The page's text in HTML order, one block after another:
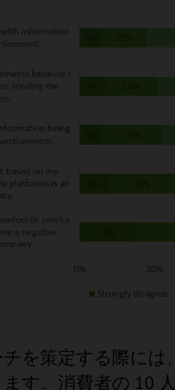
を策定する際に
す。消費者の 10